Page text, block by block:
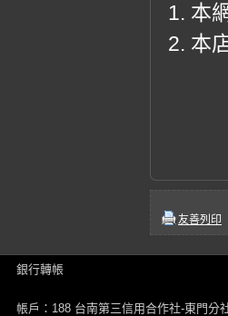
1. 本
2. 本
友善列印
銀行轉帳
帳戶：188 台南第三信用合作社-東門分